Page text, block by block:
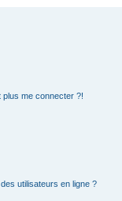
plus me connecter ?!
utilisateurs en ligne ?